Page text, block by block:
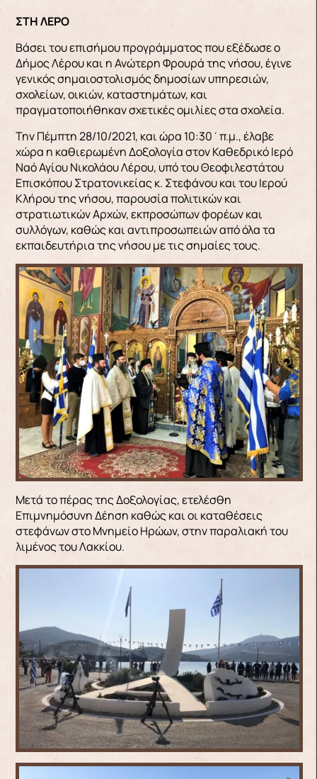
ΣΤΗ ΛΕΡΟ
Βάσει του επισήμου προγράμματος που εξέδωσε ο
Δήμος Λέρου και η Ανώτερη Φρουρά της νήσου, έγινε
γενικός σημαιοστολισμός δημοσίων υπηρεσιών,
σχολείων, οικιών, καταστημάτων, και
πραγματοποιήθηκαν σχετικές ομιλίες στα σχολεία.
Την Πέμπτη 28/10/2021, και ώρα 10:30΄π.μ., έλαβε
χώρα η καθιερωμένη Δοξολογία στον Καθεδρικό Ιερό
Ναό Αγίου Νικολάου Λέρου, υπό του Θεοφιλεστάτου
Επισκόπου Στρατονικείας κ. Στεφάνου και του Ιερού
Κλήρου της νήσου, παρουσία πολιτικών και
στρατιωτικών Αρχών, εκπροσώπων φορέων και
συλλόγων, καθώς και αντιπροσωπειών από όλα τα
εκπαιδευτήρια της νήσου με τις σημαίες τους.
Μετά το πέρας της Δοξολογίας, ετελέσθη
Επιμνημόσυνη Δέηση καθώς και οι καταθέσεις
στεφάνων στο Μνημείο Ηρώων, στην παραλιακή του
λιμένος του Λακκίου.